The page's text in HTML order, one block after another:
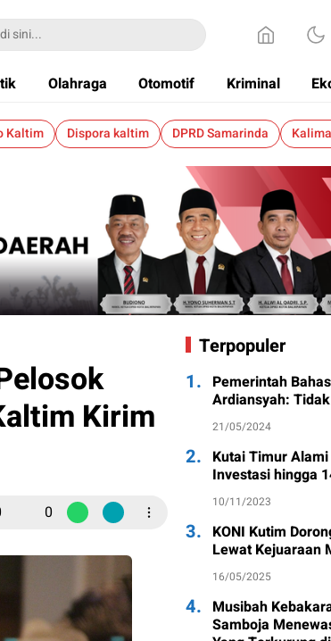
Olahraga Otomotif Kriminal
Kaltim Dispora kaltim DPRD Samarinda
Kirim
0
Terpopuler
1. Pemerintah
Ardiansyah:
21/05/2024
2. Kutai Timur
Investasi hingga
10/11/2023
3. KONI Kutim
Lewat Kejuaraan
16/05/2025
4. Musibah
Samboja